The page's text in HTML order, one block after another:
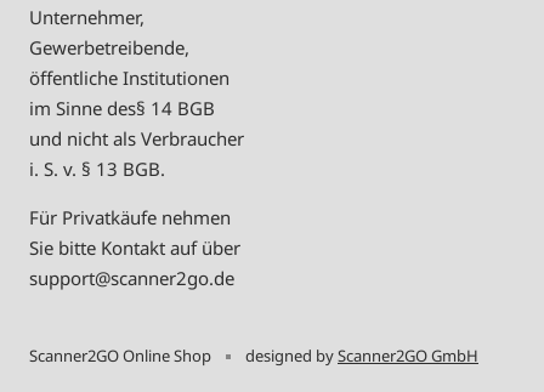
Unternehmer,
Gewerbetreibende,
öffentliche Institutionen
im Sinne des§ 14 BGB
und nicht als Verbraucher
i. S. v. § 13 BGB.
Für Privatkäufe nehmen
Sie bitte Kontakt auf über
support@scanner2go.de
Scanner2GO Online Shop designed byScanner2GO GmbH